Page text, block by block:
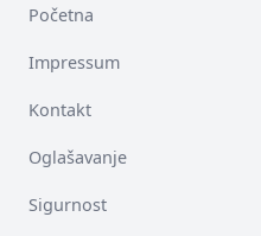
Početna
Impressum
Kontakt
Oglašavanje
Sigurnost